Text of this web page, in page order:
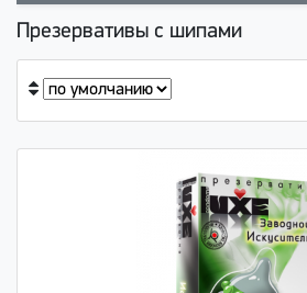
Презервативы с шипами